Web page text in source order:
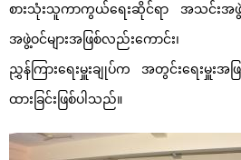
စားသုံးသူကာကွယ်ရေးဆိုင်ရာ အသင်းအဖွဲ့
အဖွဲ့ဝင်များအဖြစ်လည်းကောင်း၊ စာ
ညွှန်ကြားရေးမှူးချုပ်က အတွင်းရေးမှူးအ
ထားခြင်းဖြစ်ပါသည်။